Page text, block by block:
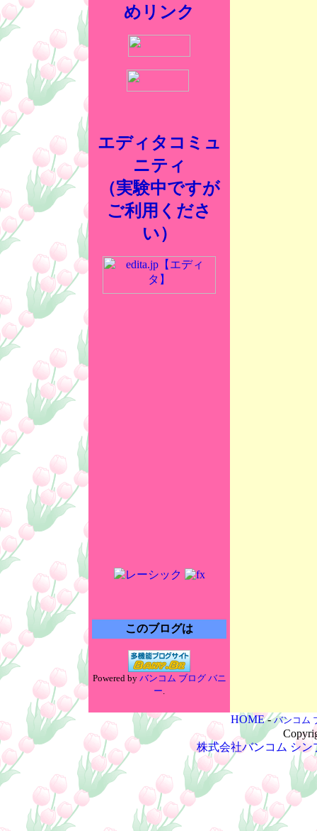
めリンク
エディタコミュ
ニティ
（実験中ですが
ご利用くださ
い）
このブログは
Powered by バンコム ブログ バニ
ー.
HOME-バンコム
株式会社バンコム シン